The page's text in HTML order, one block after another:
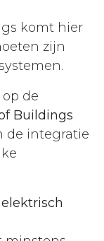
komt hier
zijn
de
Buildings
de integratie